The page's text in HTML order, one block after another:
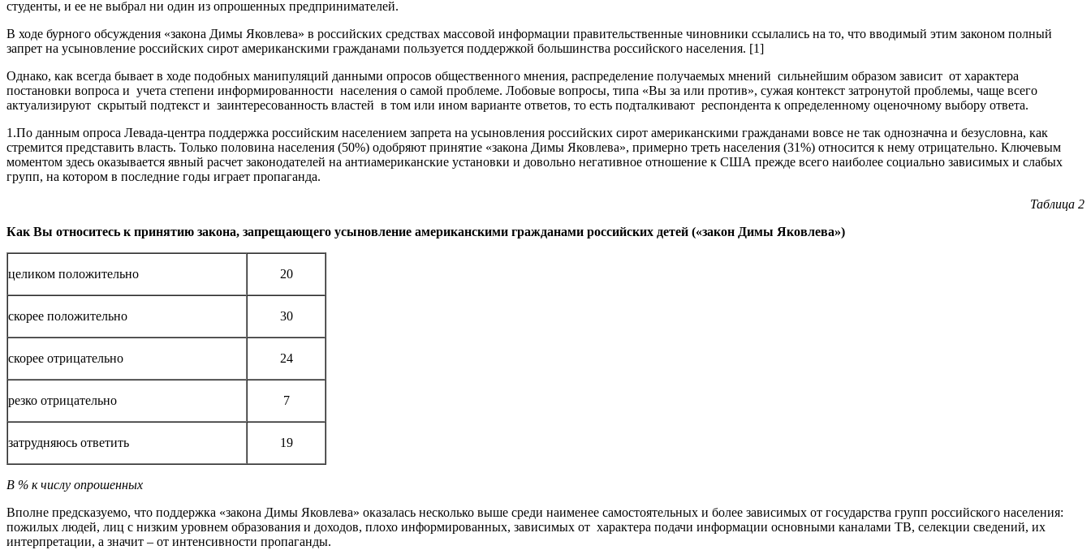
студенты, и ее не выбрал ни один из опрошенных предпринимателей.
В ходе бурного обсуждения «закона Димы Яковлева» в российских средствах массовой информации правительственные чиновники ссылались на то, что вводимый этим законом полный
запрет на усыновление российских сирот американскими гражданами пользуется поддержкой большинства российского населения. [1]
Однако, как всегда бывает в ходе подобных манипуляций данными опросов общественного мнения, распределение получаемых мнений сильнейшим образом зависит от характера
постановки вопроса и учета степени информированности населения о самой проблеме. Лобовые вопросы, типа «Вы за или против», сужая контекст затронутой проблемы, чаще всего
актуализируют скрытый подтекст и заинтересованность властей в том или ином варианте ответов, то есть подталкивают респондента к определенному оценочному выбору ответа.
1.По данным опроса Левада-центра поддержка российским населением запрета на усыновления российских сирот американскими гражданами вовсе не так однозначна и безусловна, как
стремится представить власть. Только половина населения (50%) одобряют принятие «закона Димы Яковлева», примерно треть населения (31%) относится к нему отрицательно. Ключевым
моментом здесь оказывается явный расчет законодателей на антиамериканские установки и довольно негативное отношение к США прежде всего наиболее социально зависимых и слабых
групп, на котором в последние годы играет пропаганда.
Таблица 2
Как Вы относитесь к принятию закона, запрещающего усыновление американскими гражданами российских детей («закон Димы Яковлева»)
целиком положительно 20
скорее положительно 30
скорее отрицательно 24
резко отрицательно 7
затрудняюсь ответить 19
В % к числу опрошенных
Вполне предсказуемо, что поддержка «закона Димы Яковлева» оказалась несколько выше среди наименее самостоятельных и более зависимых от государства групп российского населения:
пожилых людей, лиц с низким уровнем образования и доходов, плохо информированных, зависимых от характера подачи информации основными каналами ТВ, селекции сведений, их
интерпретации, а значит – от интенсивности пропаганды.